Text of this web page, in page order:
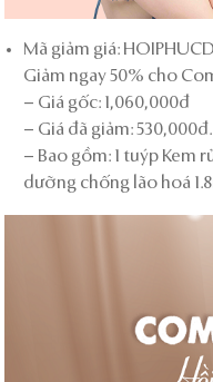
Mã giảm giá:
Giảm ngay 50% cho
– Giá gốc: 1,060,000đ
– Giá đã giảm: 530,000đ.
– Bao gồm: 1 tuýp Kem
dưỡng chống lão hoá